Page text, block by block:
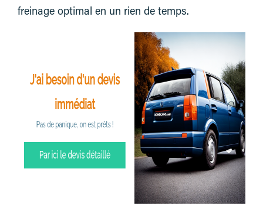
freinage optimal en un rien de temps.